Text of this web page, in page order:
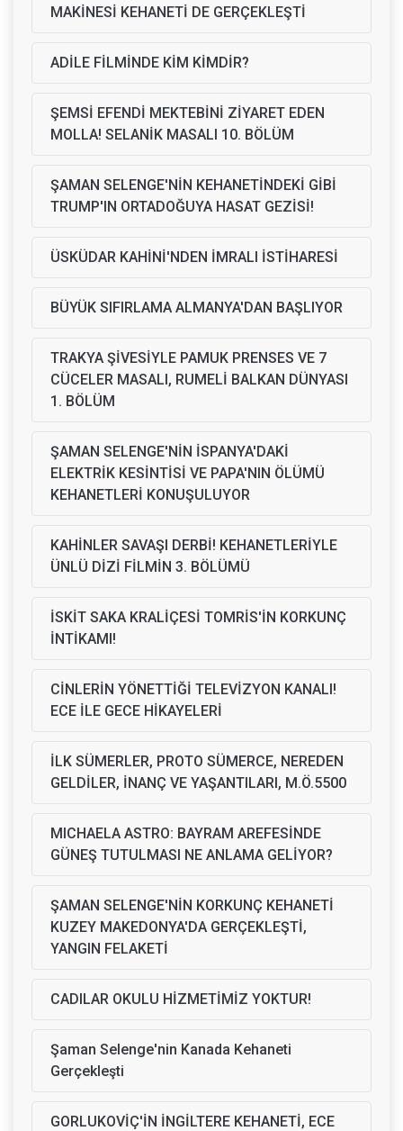
MAKİNESİ KEHANETİ DE GERÇEKLEŞTİ
ADİLE FİLMİNDE KİM KİMDİR?
ŞEMSİ EFENDİ MEKTEBİNİ ZİYARET EDEN
MOLLA! SELANİK MASALI 10. BÖLÜM
ŞAMAN SELENGE'NİN KEHANETİNDEKİ GİBİ
TRUMP'IN ORTADOĞUYA HASAT GEZİSİ!
ÜSKÜDAR KAHİNİ'NDEN İMRALI İSTİHARESİ
BÜYÜK SIFIRLAMA ALMANYA'DAN BAŞLIYOR
TRAKYA ŞİVESİYLE PAMUK PRENSES VE 7
CÜCELER MASALI, RUMELİ BALKAN DÜNYASI
1. BÖLÜM
ŞAMAN SELENGE'NİN İSPANYA'DAKİ
ELEKTRİK KESİNTİSİ VE PAPA'NIN ÖLÜMÜ
KEHANETLERİ KONUŞULUYOR
KAHİNLER SAVAŞI DERBİ! KEHANETLERİYLE
ÜNLÜ DİZİ FİLMİN 3. BÖLÜMÜ
İSKİT SAKA KRALİÇESİ TOMRİS'İN KORKUNÇ
İNTİKAMI!
CİNLERİN YÖNETTİĞİ TELEVİZYON KANALI!
ECE İLE GECE HİKAYELERİ
İLK SÜMERLER, PROTO SÜMERCE, NEREDEN
GELDİLER, İNANÇ VE YAŞANTILARI, M.Ö.5500
MICHAELA ASTRO: BAYRAM AREFESİNDE
GÜNEŞ TUTULMASI NE ANLAMA GELİYOR?
ŞAMAN SELENGE'NİN KORKUNÇ KEHANETİ
KUZEY MAKEDONYA'DA GERÇEKLEŞTİ,
YANGIN FELAKETİ
CADILAR OKULU HİZMETİMİZ YOKTUR!
Şaman Selenge'nin Kanada Kehaneti
Gerçekleşti
GORLUKOVİÇ'İN İNGİLTERE KEHANETİ, ECE